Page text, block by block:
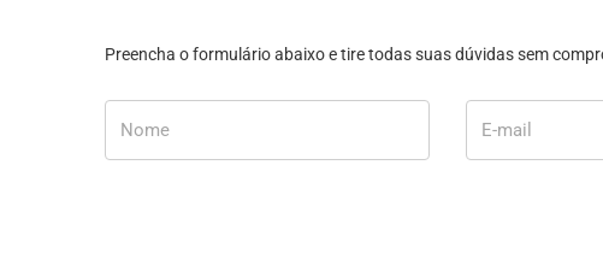
Preencha o formulário abaixo e tire todas suas dúvidas sem